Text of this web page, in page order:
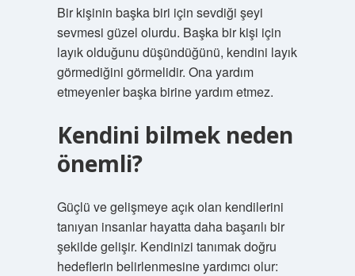
Bir kişinin başka biri için sevdiği şeyi
sevmesi güzel olurdu. Başka bir kişi için
layık olduğunu düşündüğünü, kendini layık
görmediğini görmelidir. Ona yardım
etmeyenler başka birine yardım etmez.
Kendini bilmek neden
önemli?
Güçlü ve gelişmeye açık olan kendilerini
tanıyan insanlar hayatta daha başarılı bir
şekilde gelişir. Kendinizi tanımak doğru
hedeflerin belirlenmesine yardımcı olur: